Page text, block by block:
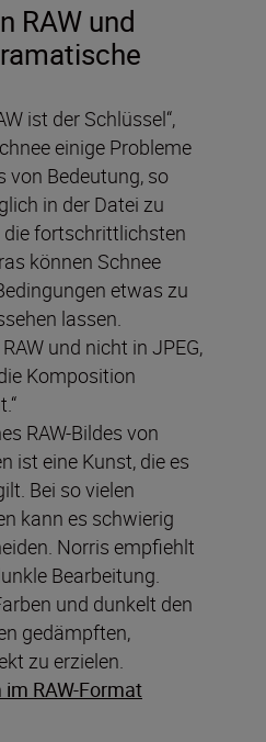
RAW und
ist der Schlüssel“,
einige Probleme
von Bedeutung, so
in der Datei zu
die fortschrittlichsten
können Schnee
etwas zu
lassen.
und nicht in JPEG,
Komposition
RAW-Bildes von
ist eine Kunst, die es
Bei so vielen
kann es schwierig
Norris empfiehlt
Bearbeitung.
und dunkelt den
gedämpften,
zu erzielen.
RAW-Format